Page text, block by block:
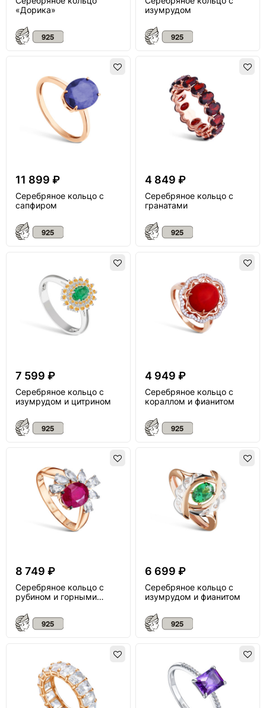
«Дорика»
изумрудом
11 899 ₽
Серебряное кольцо с
сапфиром
4 849 ₽
Серебряное кольцо с
гранатами
7 599 ₽
Серебряное кольцо с
изумрудом и цитрином
4 949 ₽
Серебряное кольцо с
кораллом и фианитом
8 749 ₽
Серебряное кольцо с
рубином и горными
6 699 ₽
Серебряное кольцо с
изумрудом и фианитом